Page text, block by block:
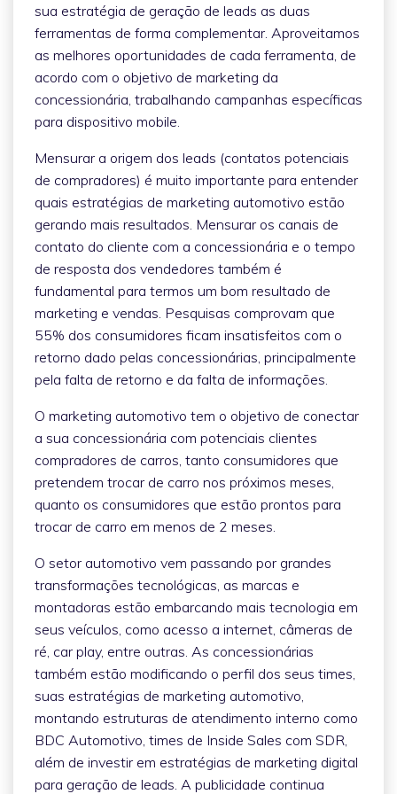
sua estratégia de geração de leads as duas
ferramentas de forma complementar. Aproveitamos
as melhores oportunidades de cada ferramenta, de
acordo com o objetivo de marketing da
concessionária, trabalhando campanhas específicas
para dispositivo mobile.
Mensurar a origem dos leads (contatos potenciais
de compradores) é muito importante para entender
quais estratégias de marketing automotivo estão
gerando mais resultados. Mensurar os canais de
contato do cliente com a concessionária e o tempo
de resposta dos vendedores também é
fundamental para termos um bom resultado de
marketing e vendas. Pesquisas comprovam que
55% dos consumidores ficam insatisfeitos com o
retorno dado pelas concessionárias, principalmente
pela falta de retorno e da falta de informações.
O marketing automotivo tem o objetivo de conectar
a sua concessionária com potenciais clientes
compradores de carros, tanto consumidores que
pretendem trocar de carro nos próximos meses,
quanto os consumidores que estão prontos para
trocar de carro em menos de 2 meses.
O setor automotivo vem passando por grandes
transformações tecnológicas, as marcas e
montadoras estão embarcando mais tecnologia em
seus veículos, como acesso a internet, câmeras de
ré, car play, entre outras. As concessionárias
também estão modificando o perfil dos seus times,
suas estratégias de marketing automotivo,
montando estruturas de atendimento interno como
BDC Automotivo, times de Inside Sales com SDR,
além de investir em estratégias de marketing digital
para geração de leads. A publicidade continua